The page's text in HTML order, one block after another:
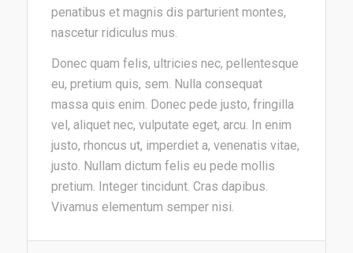
penatibus et magnis dis parturient montes,
nascetur ridiculus mus.
Donec quam felis, ultricies nec, pellentesque
eu, pretium quis, sem. Nulla consequat
massa quis enim. Donec pede justo, fringilla
vel, aliquet nec, vulputate eget, arcu. In enim
justo, rhoncus ut, imperdiet a, venenatis vitae,
justo. Nullam dictum felis eu pede mollis
pretium. Integer tincidunt. Cras dapibus.
Vivamus elementum semper nisi.